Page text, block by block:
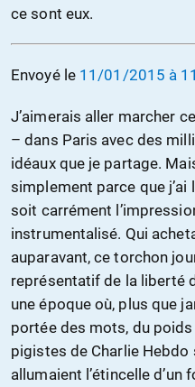
ce sont eux.
Envoyé le 11/01/2015 à
J’aimerais aller marcher
– dans Paris avec des
idéaux que je partage.
simplement parce que j’ai
soit carrément
instrumentalisé. Qui
auparavant, ce torchon
représentatif de la liberté
une époque où, plus que
portée des mots, du
pigistes de Charlie Hebdo
allumaient l’étincelle